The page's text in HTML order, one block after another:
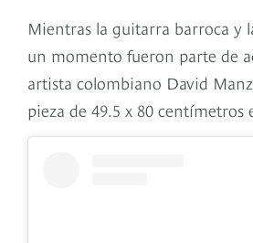
Mientras la guitarra barroca y
un momento fueron parte de
artista colombiano David
pieza de 49.5 x 80 centímetros